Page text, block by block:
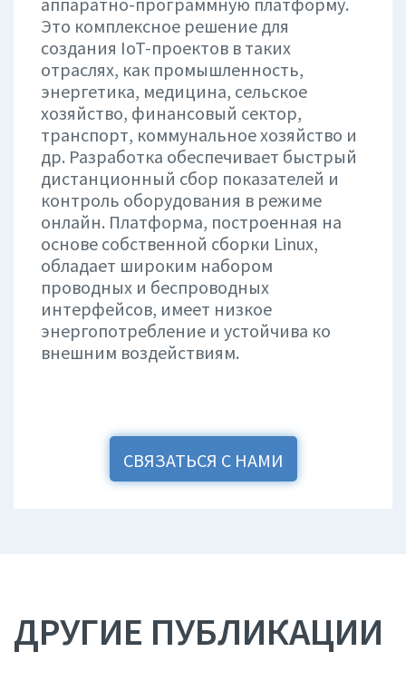
Это комплексное решение для
создания IoT-проектов в таких
отраслях, как промышленность,
энергетика, медицина, сельское
хозяйство, финансовый сектор,
транспорт, коммунальное хозяйство и
др. Разработка обеспечивает быстрый
дистанционный сбор показателей и
контроль оборудования в режиме
онлайн. Платформа, построенная на
основе собственной сборки Linux,
обладает широким набором
проводных и беспроводных
интерфейсов, имеет низкое
энергопотребление и устойчива ко
внешним воздействиям.
СВЯЗАТЬСЯ С НАМИ
ДРУГИЕ ПУБЛИКАЦИИ